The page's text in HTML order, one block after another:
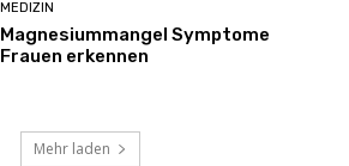
MEDIZIN
Magnesiummangel Symptome
Frauen erkennen
Mehr laden